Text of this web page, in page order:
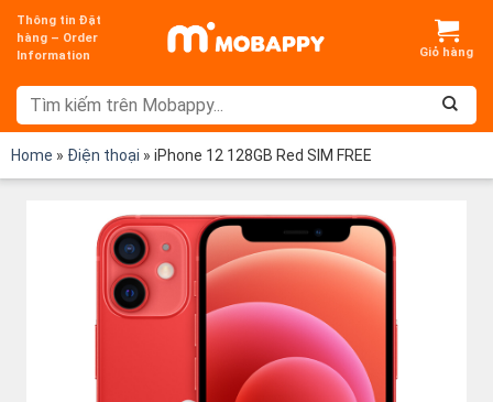
Chuyển
đến
dung
Thông tin Đặt
hàng – Order
Information
Home » Điện thoại » iPhone 12 128GB Red SIM FREE